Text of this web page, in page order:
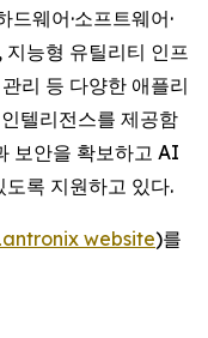
웨어·소프트웨어·
능형 유틸리티 인프
리 등 다양한 애플리
텔리전스를 제공함
보안을 확보하고 AI
록 지원하고 있다.
website)를